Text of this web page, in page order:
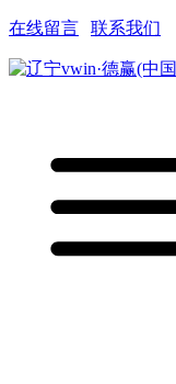
在线留言 联系我们